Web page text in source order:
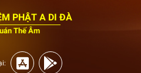
PHẬT A DI ĐÀ
Thế Âm